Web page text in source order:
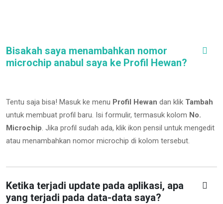
Bisakah saya menambahkan nomor
microchip anabul saya ke Profil Hewan?
Tentu saja bisa! Masuk ke menu Profil Hewan dan klik Tambah
untuk membuat profil baru. Isi formulir, termasuk kolom No.
Microchip. Jika profil sudah ada, klik ikon pensil untuk mengedit
atau menambahkan nomor microchip di kolom tersebut.
Ketika terjadi update pada aplikasi, apa
yang terjadi pada data-data saya?